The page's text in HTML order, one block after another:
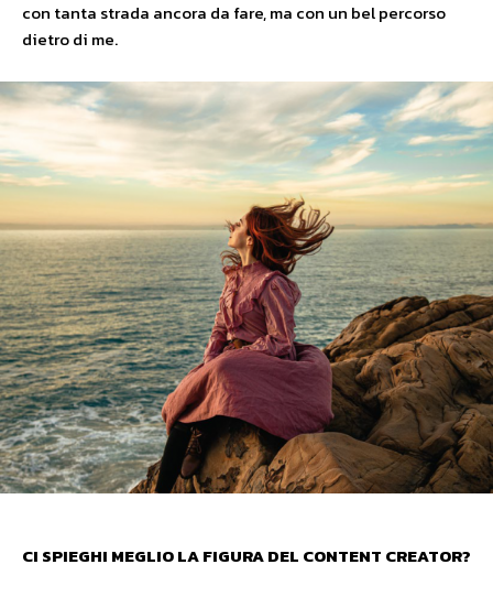
con tanta strada ancora da fare, ma con un bel percorso
dietro di me.
CI SPIEGHI MEGLIO LA FIGURA DEL CONTENT CREATOR?